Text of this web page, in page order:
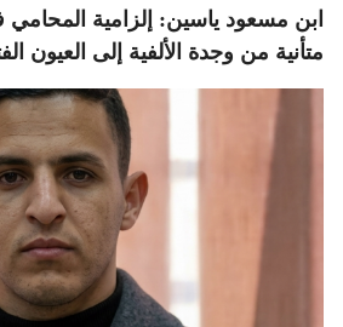
ابن مسعود ياسين: إلزامية المحامي
متأنية من وجدة الألفية إلى العيون